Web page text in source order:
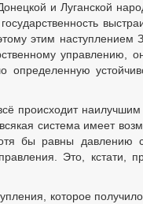
и Луганской
этим наступлением
управлению,
определенную
происходит
система имеет
бы равны давлению
Это, кстати,
которое